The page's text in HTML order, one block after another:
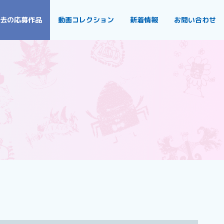
の応募作品 動画コレクション 新着情報 お問い合わせ